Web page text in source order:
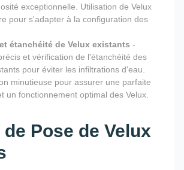
exceptionnelle. Utilisation de Velux
pour s'adapter à la configuration des
étanchéité de Velux existants -
et vérification de l'étanchéité des
pour éviter les infiltrations d'eau.
minutieuse pour assurer une parfaite
un fonctionnement optimal des Velux.
Pose de Velux